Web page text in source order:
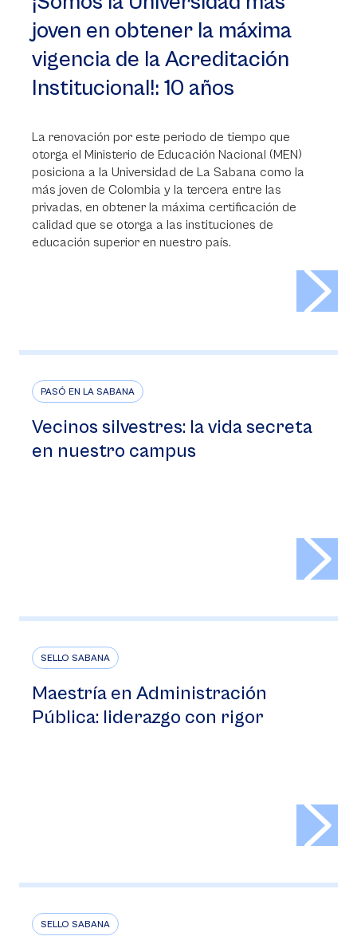
joven en obtener la máxima
vigencia de la Acreditación
Institucional!: 10 años
La renovación por este periodo de tiempo que
otorga el Ministerio de Educación Nacional (MEN)
posiciona a la Universidad de La Sabana como la
más joven de Colombia y la tercera entre las
privadas, en obtener la máxima certificación de
calidad que se otorga a las instituciones de
educación superior en nuestro país.
PASÓ EN LA SABANA
Vecinos silvestres: la vida secreta
en nuestro campus
SELLO SABANA
Maestría en Administración
Pública: liderazgo con rigor
SELLO SABANA